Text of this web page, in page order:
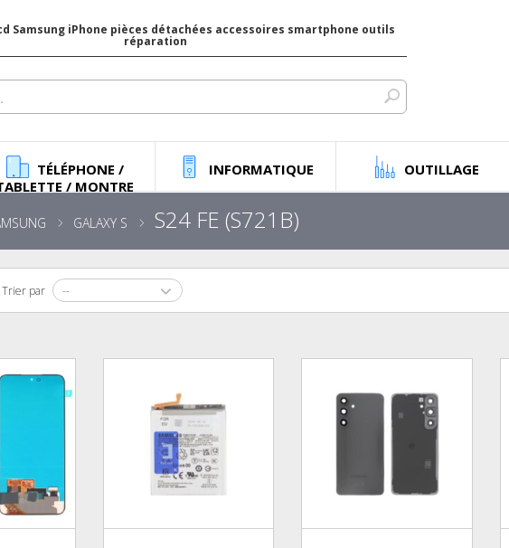
Samsung iPhone pièces détachées accessoires smartphone outils
réparation
TÉLÉPHONE /
/ MONTRE
INFORMATIQUE OUTILLAGE
GALAXY S S24 FE (S721B)
Trier par --